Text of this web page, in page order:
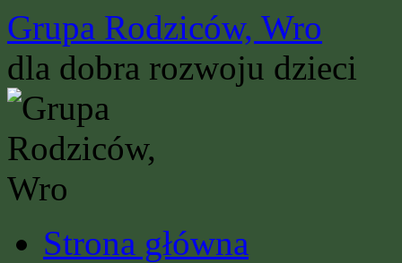
Przejdź
do
treści
Grupa Rodziców, Wro
dla dobra rozwoju dzieci
Strona główna